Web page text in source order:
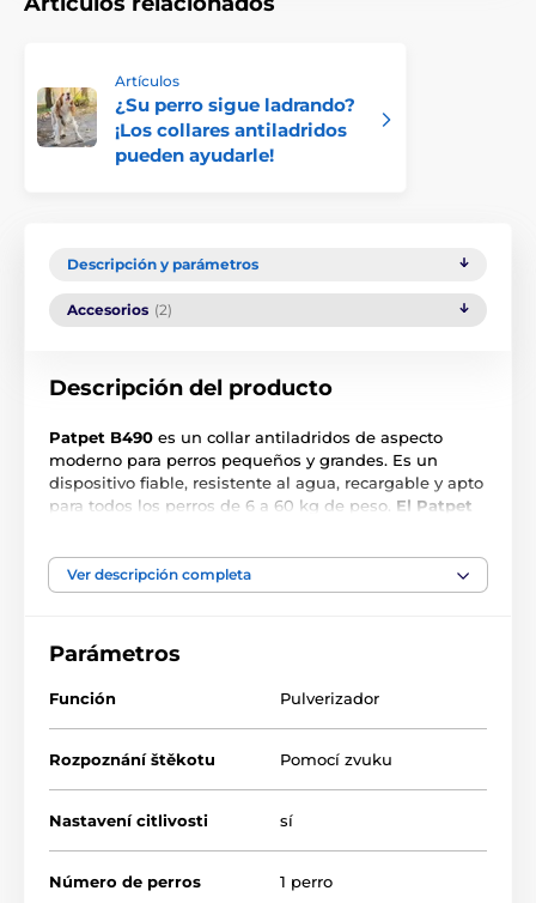
Artículos
¿Su perro sigue ladrando?
¡Los collares antiladridos
pueden ayudarle!
Descripción y parámetros
Accesorios (2)
Descripción del producto
Patpet B490 es un collar antiladridos de aspecto
moderno para perros pequeños y grandes. Es un
dispositivo fiable, resistente al agua, recargable y apto
para todos los perros de 6 a 60 kg de peso. El Patpet
collar, de modo que si el perro empieza a ladrar o a
aullar, el micrófono lo captará y el collar se activará. La
El collar puede ajustarse no sólo a
sensibilidad a los ladridos,
fuerza de pulverización. El collar es impermeable y
recargable mediante el cable USB incluido.
Ver descripción completa
Parámetros
Función Pulverizador
Rozpoznání štěkotu Pomocí zvuku
Nastavení citlivosti sí
Número de perros 1 perro